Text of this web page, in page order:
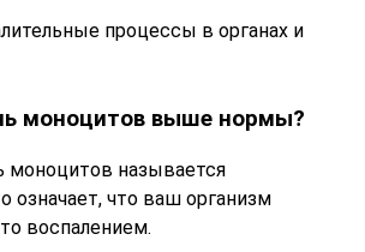
процессы в органах и
моноцитов выше нормы?
моноцитов называется
означает, что ваш организм
воспалением.